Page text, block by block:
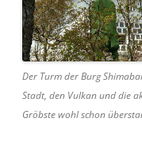
Der Turm der Burg
Stadt, den Vulkan und die
Gröbste wohl schon